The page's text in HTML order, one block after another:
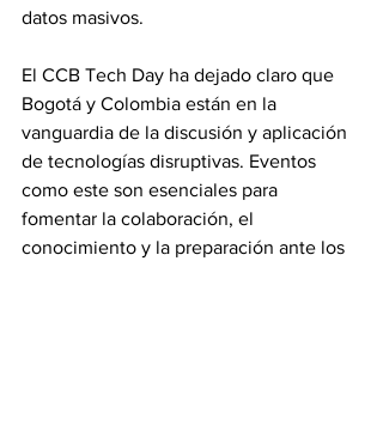
datos masivos.
El CCB Tech Day ha dejado claro que
Bogotá y Colombia están en la
vanguardia de la discusión y aplicación
de tecnologías disruptivas. Eventos
como este son esenciales para
fomentar la colaboración, el
conocimiento y la preparación ante los